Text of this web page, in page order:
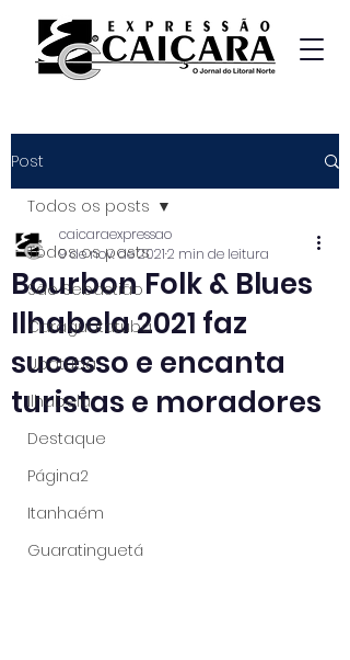
Post
Todos os posts
São Sebastião
Caraguatatuba
Ubatuba
Ilhabela
Destaque
Página2
Itanhaém
Guaratinguetá
Todos os posts
Bourbon Folk & Blues
Ilhabela 2021 faz
sucesso e encanta
turistas e moradores
caicaraexpressao
9 de nov. de 20212 min de leitura